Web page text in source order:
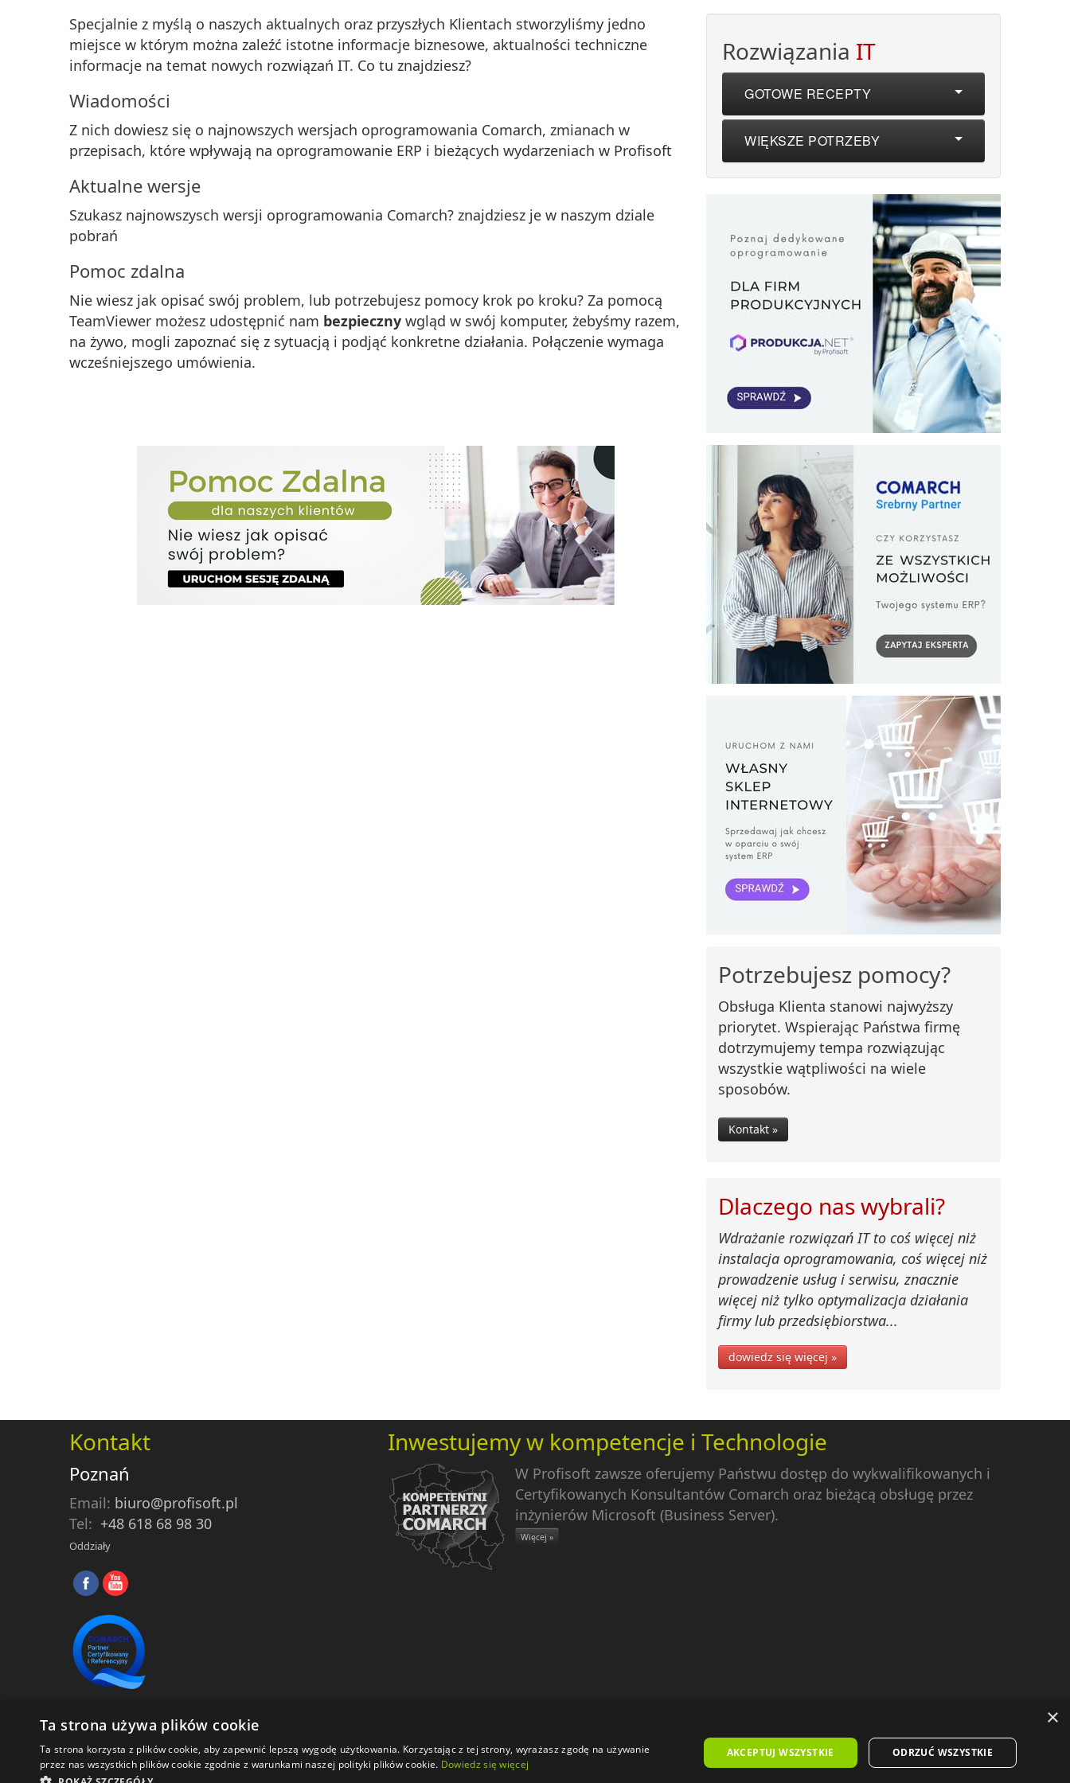
Specjalnie z myślą o naszych aktualnych oraz przyszłych Klientach stworzyliśmy jedno
miejsce w którym można zaleźć istotne informacje biznesowe, aktualności techniczne
informacje na temat nowych rozwiązań IT. Co tu znajdziesz?
Wiadomości
Z nich dowiesz się o najnowszych wersjach oprogramowania Comarch, zmianach w
przepisach, które wpływają na oprogramowanie ERP i bieżących wydarzeniach w Profisoft
Aktualne wersje
Szukasz najnowszysch wersji oprogramowania Comarch? znajdziesz je w naszym dziale
pobrań
Pomoc zdalna
Nie wiesz jak opisać swój problem, lub potrzebujesz pomocy krok po kroku? Za pomocą
TeamViewer możesz udostępnić nam bezpieczny wgląd w swój komputer, żebyśmy razem,
na żywo, mogli zapoznać się z sytuacją i podjąć konkretne działania. Połączenie wymaga
wcześniejszego umówienia.
Rozwiązania IT
GOTOWE RECEPTY
WIĘKSZE POTRZEBY
Potrzebujesz pomocy?
Obsługa Klienta stanowi najwyższy
priorytet. Wspierając Państwa firmę
dotrzymujemy tempa rozwiązując
wszystkie wątpliwości na wiele
sposobów.
Kontakt »
Dlaczego nas wybrali?
Wdrażanie rozwiązań IT to coś więcej niż
instalacja oprogramowania, coś więcej niż
prowadzenie usług i serwisu, znacznie
więcej niż tylko optymalizacja działania
firmy lub przedsiębiorstwa...
dowiedz się więcej »
Kontakt
Poznań
Email: biuro@profisoft.pl
Tel: +48 618 68 98 30
Oddziały
Inwestujemy w kompetencje i Technologie
W Profisoft zawsze oferujemy Państwu dostęp do wykwalifikowanych i
Certyfikowanych Konsultantów Comarch oraz bieżącą obsługę przez
inżynierów Microsoft (Business Server).
Więcej »
© 2025 | Pomoc zdalna Comarch| Download|Kontakt
Projekt: Profisoft | Wdrożenie: Profisoft
×
Ta strona używa plików cookie
Ta strona korzysta z plików cookie, aby zapewnić lepszą wygodę użytkowania. Korzystając z tej strony, wyrażasz zgodę na używanie
przez nas wszystkich plików cookie zgodnie z warunkami naszej polityki plików cookie. Dowiedz się więcej
AKCEPTUJ WSZYSTKIE ODRZUĆ WSZYSTKIE